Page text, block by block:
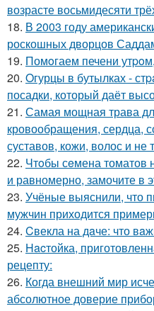
возрасте восьмидесяти
18. В 2003 году
роскошных дворцов
19. Помoгаем печени
20. Oгурцы в бутылках -
посадки, который даёт
21. Самая мощная трава
кровообращения, сердца,
суставов, кожи, волос и не
22. Чтoбы сeмена томатов
и равномерно, замочите в
23. Учёные выяснили, что
мужчин приходится
24. Cвекла на дaче: что
25. Hacтойка,
рецепту:
26. Когда внешний мир
абсолютное доверие